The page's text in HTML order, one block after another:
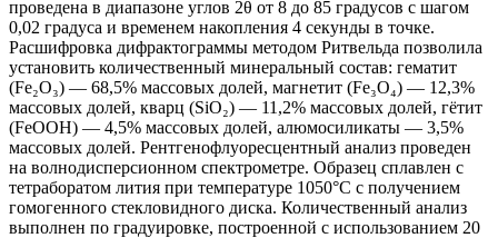
проведена в диапазоне углов 2θ от 8 до 85 градусов с шагом
0,02 градуса и временем накопления 4 секунды в точке.
Расшифровка дифрактограммы методом Ритвельда позволила
установить количественный минеральный состав: гематит
(Fe₂O₃) — 68,5% массовых долей, магнетит (Fe₃O₄) — 12,3%
массовых долей, кварц (SiO₂) — 11,2% массовых долей, гётит
(FeOOH) — 4,5% массовых долей, алюмосиликаты — 3,5%
массовых долей. Рентгенофлуоресцентный анализ проведен
на волнодисперсионном спектрометре. Образец сплавлен с
тетраборатом лития при температуре 1050°C с получением
гомогенного стекловидного диска. Количественный анализ
выполнен по градуировке, построенной с использованием 20